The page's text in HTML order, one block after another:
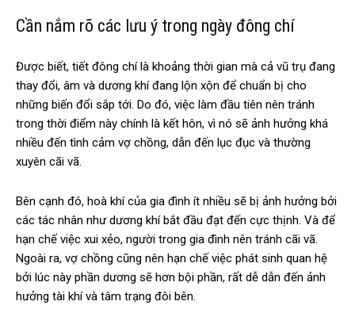
Cần nắm rõ các lưu ý trong ngày đông chí
Được biết, tiết đông chí là khoảng thời gian mà cả vũ trụ đang
thay đổi, âm và dương khí đang lộn xộn để chuẩn bị cho
những biến đổi sắp tới. Do đó, việc làm đầu tiên nên tránh
trong thời điểm này chính là kết hôn, vì nó sẽ ảnh hưởng khá
nhiều đến tình cảm vợ chồng, dẫn đến lục đục và thường
xuyên cãi vã.
Bên cạnh đó, hoà khí của gia đình ít nhiều sẽ bị ảnh hưởng bởi
các tác nhân như dương khí bắt đầu đạt đến cực thịnh. Và để
hạn chế việc xui xẻo, người trong gia đình nên tránh cãi vã.
Ngoài ra, vợ chồng cũng nên hạn chế việc phát sinh quan hệ
bởi lúc này phần dương sẽ hơn bội phần, rất dễ dẫn đến ảnh
hưởng tài khí và tâm trạng đôi bên.